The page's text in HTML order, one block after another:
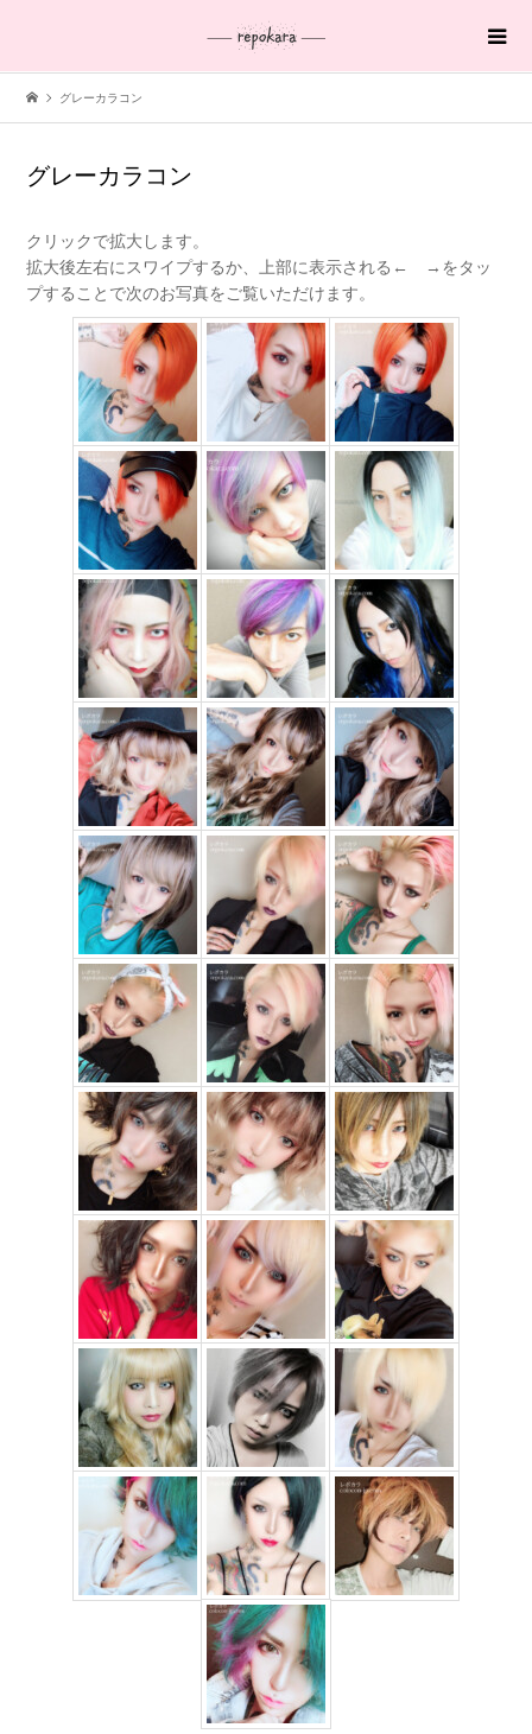
グレーカラコン
グレーカラコン
クリックで拡大します。
拡大後左右にスワイプするか、上部に表示される← →をタッ
プすることで次のお写真をご覧いただけます。